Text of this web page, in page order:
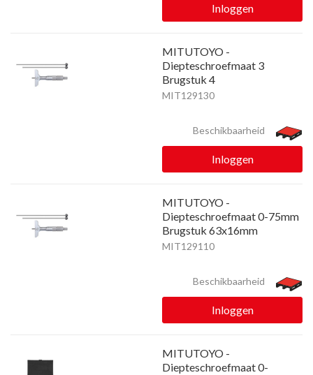
Inloggen
MITUTOYO -
Diepteschroefmaat 3
Brugstuk 4
MIT129130
Beschikbaarheid
Inloggen
MITUTOYO -
Diepteschroefmaat 0-75mm
Brugstuk 63x16mm
MIT129110
Beschikbaarheid
Inloggen
MITUTOYO -
Diepteschroefmaat 0-